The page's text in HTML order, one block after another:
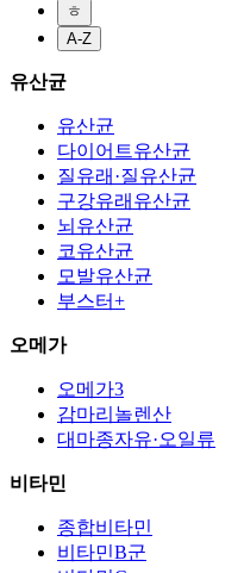
ㅎ
A-Z
유산균
유산균
다이어트유산균
질유래·질유산균
구강유래유산균
뇌유산균
코유산균
모발유산균
부스터+
오메가
오메가3
감마리놀렌산
대마종자유·오일류
비타민
종합비타민
비타민B군